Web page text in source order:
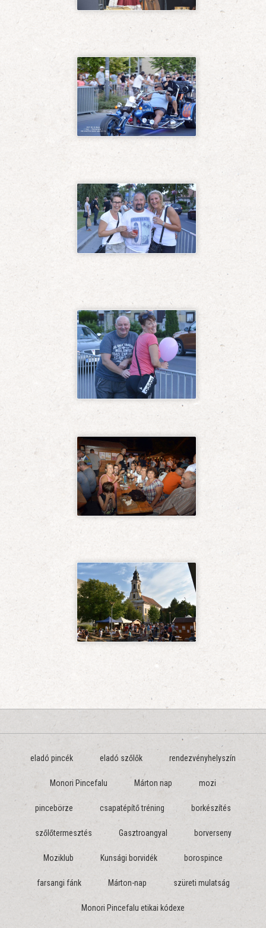
eladó pincék eladó szőlők rendezvényhelyszín
Monori Pincefalu Márton nap mozi
pincebörze csapatépítő tréning borkészítés
szőlőtermesztés Gasztroangyal borverseny
Moziklub Kunsági borvidék borospince
farsangi fánk Márton-nap szüreti mulatság
Monori Pincefalu etikai kódexe